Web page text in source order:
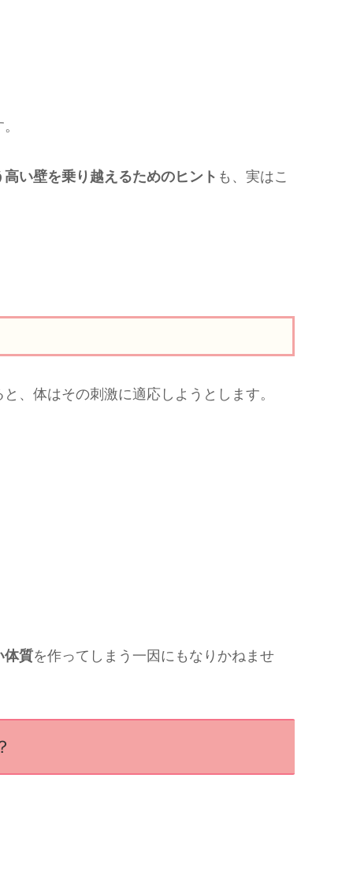
い壁を乗り越えるためのヒント も、実はこ
、体はその刺激に適応しようとします。
体質を作ってしまう一因にもなりかねませ